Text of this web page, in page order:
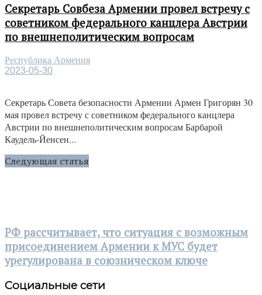
Секретарь Совбеза Армении провел встречу с
советником федерального канцлера Австрии
по внешнеполитическим вопросам
Республика Армения
2023-05-30
Секретарь Совета безопасности Армении Армен Григорян 30
мая провел встречу с советником федерального канцлера
Австрии по внешнеполитическим вопросам Барбарой
Каудель-Йенсен...
Следующая статья
РФ рассчитывает, что ситуация с возможным
присоединением Армении к МУС будет
урегулирована в союзническом ключе
Социальные сети